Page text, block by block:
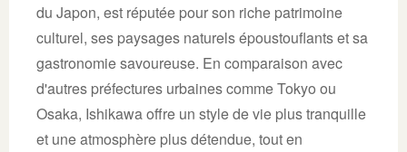
du Japon, est réputée pour son riche patrimoine
culturel, ses paysages naturels époustouflants et sa
gastronomie savoureuse. En comparaison avec
d'autres préfectures urbaines comme Tokyo ou
Osaka, Ishikawa offre un style de vie plus tranquille
et une atmosphère plus détendue, tout en